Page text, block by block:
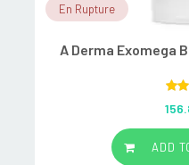
En Rupture
A Derma Exomega
ADD